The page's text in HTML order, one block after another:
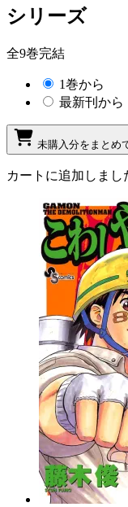
シリーズ
全9巻完結
1巻から
最新刊から
未購入分をまとめ
カートに追加しまし